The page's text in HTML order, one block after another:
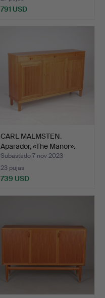
791 USD
CARL MALMSTEN.
Aparador, «The Manor».
Åfor…
Subastado 7 nov 2023
23 pujas
739 USD